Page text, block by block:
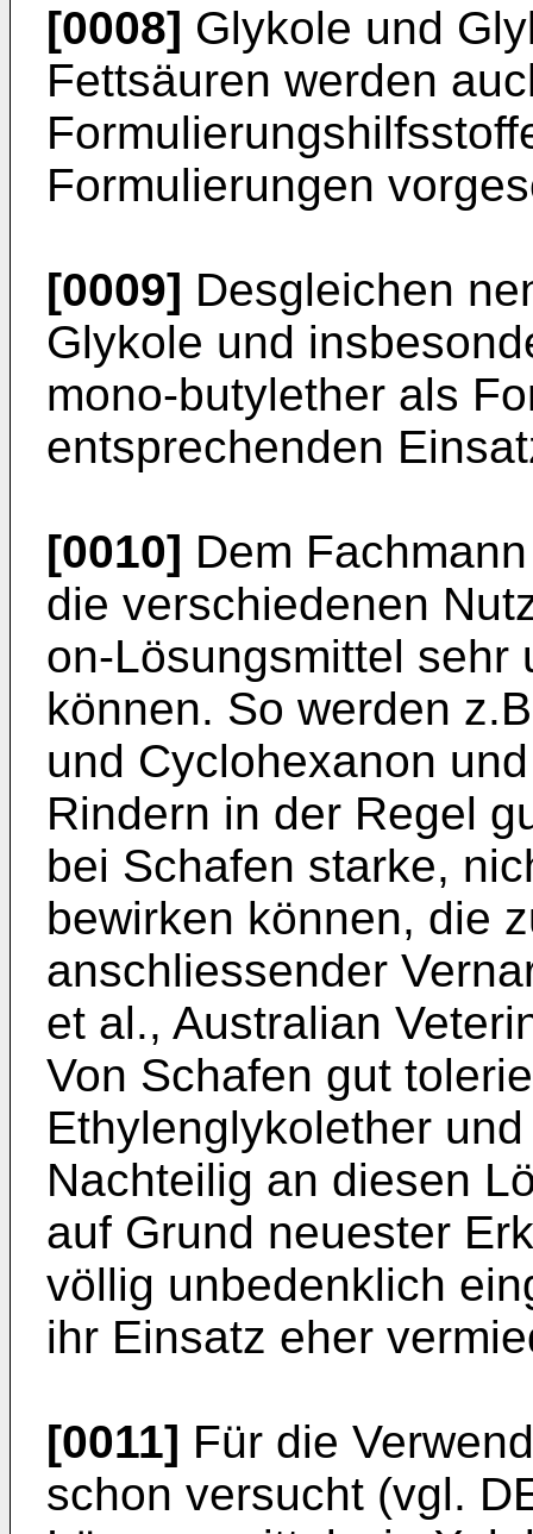
[0008] Glykole und
Fettsäuren werden
Formulierungen
[0009] Desgleichen
Glykole und
mono-butylether als
entsprechenden
[0010] Dem
die verschiedenen
on-Lösungsmittel sehr
können. So werden
und Cyclohexanon
Rindern in der Regel
bei Schafen starke,
bewirken können, die
anschliessender
et al., Australian
Von Schafen gut
Ethylenglykolether
Nachteilig an diesen
auf Grund neuester
völlig unbedenklich
ihr Einsatz eher
[0011] Für die
schon versucht (vgl.